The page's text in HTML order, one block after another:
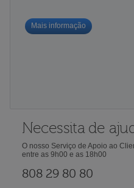
Mais informação
Necessita de
O nosso Serviço de Apoio ao
entre as 9h00 e as 18h00
808 29 80 80